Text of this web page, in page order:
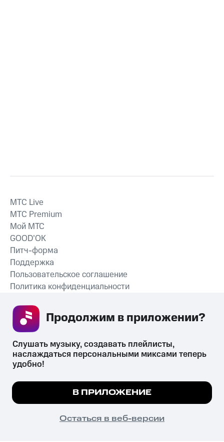
СКАЧАТЬ ПРИЛОЖЕНИЕ
MTС Live
MTС Premium
Мой МТС
GOOD’OK
Питч-форма
Поддержка
Пользовательское соглашение
Политика конфиденциальности
психотропных веществ, их аналогов причиняет вред здоровью,
их незаконный оборот запрещён и влечёт установленную
законодательством ответственность.
© 2026 ООО «КИОН».
Все права защищены
Мы используем куки, чтобы на сайте все
Подробнее
ПОНЯТНО
Слушать музыку, создавать плейлисты,
наслаждаться персональными миксами теперь
удобно!
В ПРИЛОЖЕНИЕ
Остаться в веб-версии